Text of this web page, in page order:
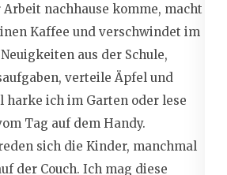
nachhause komme, macht
Kaffee und verschwindet im
aus der Schule,
verteile Äpfel und
harke ich im Garten oder lese
Tag auf dem Handy.
sich die Kinder, manchmal
der Couch. Ich mag diese